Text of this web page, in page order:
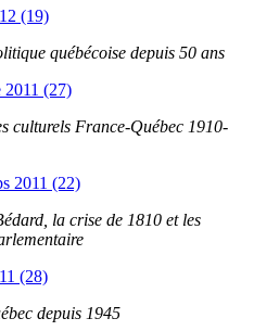
(19)
québécoise depuis 50 ans
2011 (27)
culturels France-Québec 1910-
2011 (22)
la crise de 1810 et les
(28)
depuis 1945